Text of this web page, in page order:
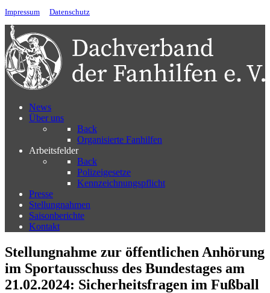
Impressum Datenschutz
News
Über uns
Back
Organisierte Fanhilfen
Arbeitsfelder
Back
Polizeigesetze
Kennzeichnungspflicht
Presse
Stellungnahmen
Saisonberichte
Kontakt
Stellungnahme zur öffentlichen Anhörung
im Sportausschuss des Bundestages am
21.02.2024: Sicherheitsfragen im Fußball